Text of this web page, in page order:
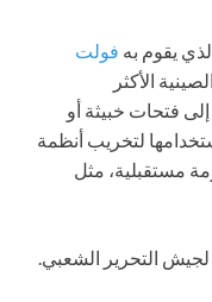
يقوم به فولت
الأكثر
فتحات خبيثة أو
لتخريب أنظمة
مستقبلية، مثل
التحرير الشعبي.